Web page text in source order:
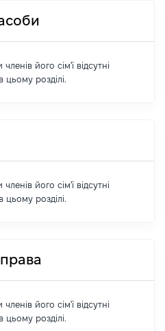
його сім'ї відсутні
цьому розділі.
його сім'ї відсутні
цьому розділі.
його сім'ї відсутні
цьому розділі.